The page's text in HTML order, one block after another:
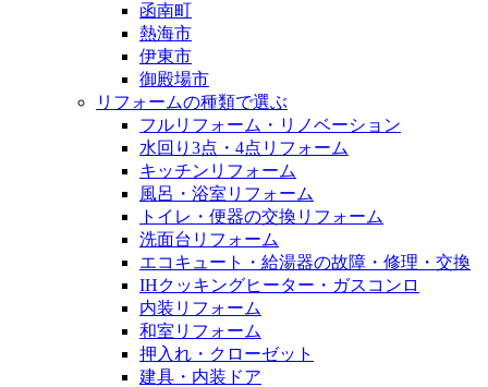
函南町
熱海市
伊東市
御殿場市
リフォームの種類で選ぶ
フルリフォーム・リノベーション
水回り3点・4点リフォーム
キッチンリフォーム
風呂・浴室リフォーム
トイレ・便器の交換リフォーム
洗面台リフォーム
エコキュート・給湯器の故障・修理・交換
IHクッキングヒーター・ガスコンロ
内装リフォーム
和室リフォーム
押入れ・クローゼット
建具・内装ドア